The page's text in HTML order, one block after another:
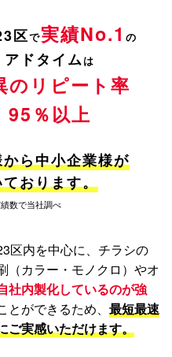
区で実績No.1 の
アドタイムは
のリピート率
95％以上
ら中小企業様が
おります。
数で当社調べ
区内を中心に、チラシの
（カラー・モノクロ）やオ
社内製化しているのが強
ができるため、 最短最速
ご実感いただけます。